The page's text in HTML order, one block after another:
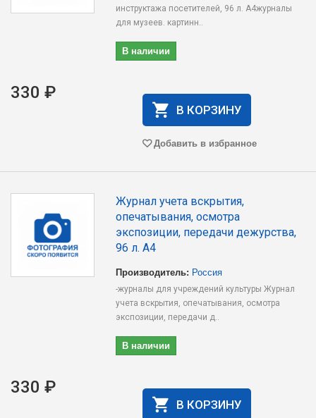
инструктажа посетителей, 96 л. А4журналы
для музеев. картинн..
В наличии
330 ₽
В КОРЗИНУ
Добавить в избранное
Журнал учета вскрытия,
опечатывания, осмотра
экспозиции, передачи дежурства,
96 л. А4
Производитель: Россия
-журналы для учреждений культуры Журнал
учета вскрытия, опечатывания, осмотра
экспозиции, передачи д..
В наличии
330 ₽
В КОРЗИНУ